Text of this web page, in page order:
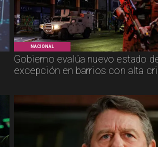
NACIONAL
Gobierno evalúa nuevo estado
excepción en barrios con alta